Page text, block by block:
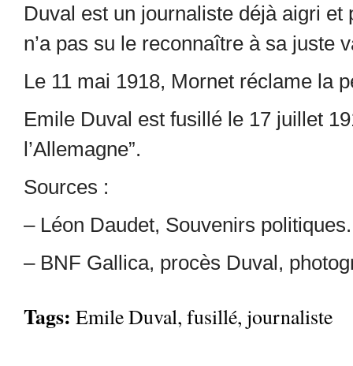
Duval est un journaliste déjà aigri
n’a pas su le reconnaître à sa juste
Le 11 mai 1918, Mornet réclame la
Emile Duval est fusillé le 17 juillet
l’Allemagne”.
Sources :
– Léon Daudet, Souvenirs politiques.
– BNF Gallica, procès Duval,
Tags: Emile Duval, fusillé, journaliste